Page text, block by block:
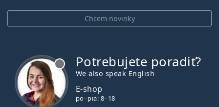
Chcem novinky
Potrebujete poradiť?
We also speak English
E-shop
po–pia: 8–18